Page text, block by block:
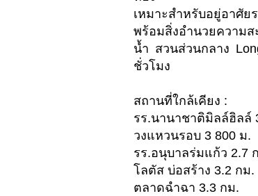
เหมาะสำหรับอยู่อาศั
พร้อมสิ่งอำนวยความส
น้ำ สวนส่วนกลาง
ชั่วโมง
สถานที่ใกล้เคียง :
รร.นานาชาติมิลล์ฮิลล์
วงแหวนรอบ 3 800 ม.
รร.อนุบาลร่มแก้ว 2.7
โลตัส บ่อสร้าง 3.2 กม.
ตลาดฉำฉา 3.3 กม.